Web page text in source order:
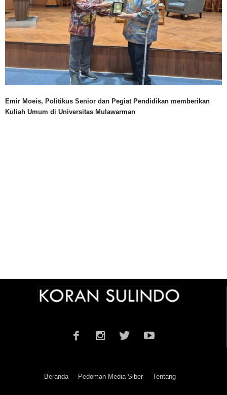
Emir Moeis, Politikus Senior dan Pegiat Pendidikan memberikan
Kuliah Umum di Universitas Mulawarman
Beranda Pedoman Media Siber Tentang